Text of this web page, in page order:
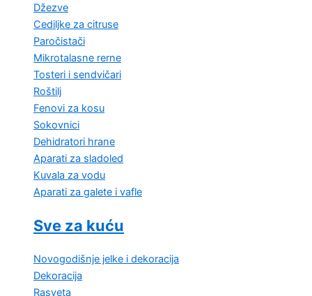
Džezve
Cediljke za citruse
Paročistači
Mikrotalasne rerne
Tosteri i sendvičari
Roštilj
Fenovi za kosu
Sokovnici
Dehidratori hrane
Aparati za sladoled
Kuvala za vodu
Aparati za galete i vafle
Sve za kuću
Novogodišnje jelke i dekoracija
Dekoracija
Rasveta